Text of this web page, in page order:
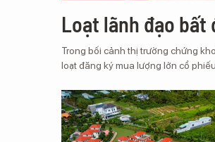
Loạt lãnh đạo bất
Trong bối cảnh thị trường chứng
loạt đăng ký mua lượng lớn cổ